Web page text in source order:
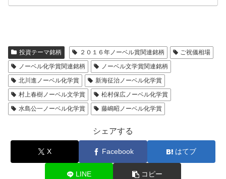
投資テーマ銘柄 ２０１６年ノーベル賞関連銘柄
ご祝儀相場
ノーベル化学賞関連銘柄
ノーベル文学賞関連銘柄
北川進ノーベル化学賞
新海征治ノーベル化学賞
村上春樹ノーベル文学賞
松村保広ノーベル化学賞
水島公一ノーベル化学賞
藤嶋昭ノーベル化学賞
シェアする
X Facebook はてブ
LINE コピー